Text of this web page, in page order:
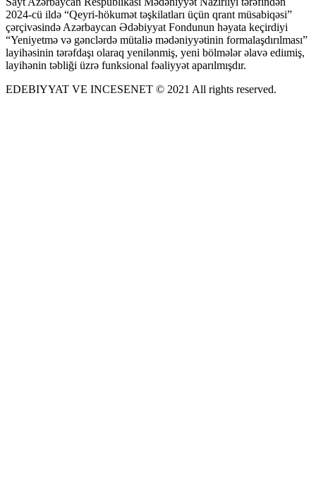
2024-cü ildə “Qeyri-hökumət təşkilatları üçün qrant müsabiqəsi”
çərçivəsində Azərbaycan Ədəbiyyat Fondunun həyata keçirdiyi
“Yeniyetmə və gənclərdə mütaliə mədəniyyətinin formalaşdırılması”
layihəsinin tərəfdaşı olaraq yenilənmiş, yeni bölmələr əlavə ediımiş,
layihənin təbliği üzrə funksional fəaliyyət aparılmışdır.
EDEBIYYAT VE INCESENET © 2021 All rights reserved.